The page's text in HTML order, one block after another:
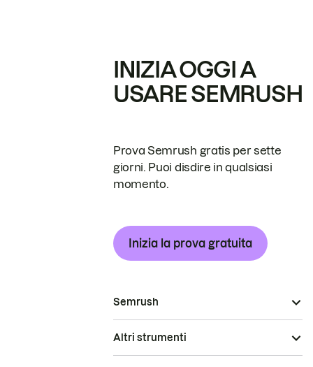
INIZIA OGGI A
USARE SEMRUSH
Prova Semrush gratis per sette
giorni. Puoi disdire in qualsiasi
momento.
Inizia la prova gratuita
Semrush
Altri strumenti